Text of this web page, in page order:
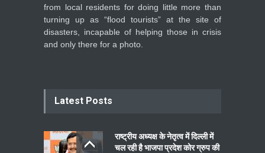
from local residents for doing little more than
turning up as “flood tourists” at the site of
disasters, incapable of helping those in crisis
and only there for a photo.
Latest Posts
राष्ट्रीय अध्यक्ष के नेतृत्व में दिल्ली में
चल रही है भाजपा प्रदेश कोर ग्रुप की